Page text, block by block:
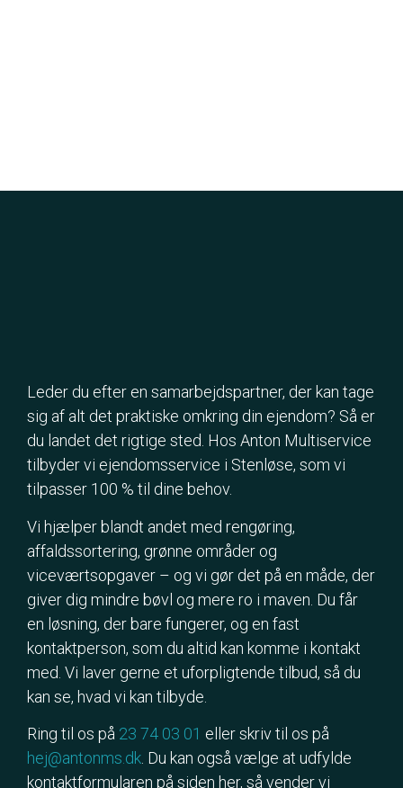
Leder du efter en samarbejdspartner, der kan tage
sig af alt det praktiske omkring din ejendom? Så er
du landet det rigtige sted. Hos Anton Multiservice
tilbyder vi ejendomsservice i Stenløse, som vi
tilpasser 100 % til dine behov.
Vi hjælper blandt andet med rengøring,
affaldssortering, grønne områder og
viceværtsopgaver – og vi gør det på en måde, der
giver dig mindre bøvl og mere ro i maven. Du får
en løsning, der bare fungerer, og en fast
kontaktperson, som du altid kan komme i kontakt
med. Vi laver gerne et uforpligtende tilbud, så du
kan se, hvad vi kan tilbyde.
Ring til os på 23 74 03 01 eller skriv til os på
hej@antonms.dk . Du kan også vælge at udfylde
kontaktformularen på siden her, så vender vi